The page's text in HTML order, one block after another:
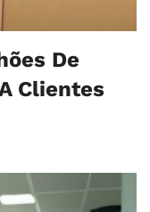
De
Clientes